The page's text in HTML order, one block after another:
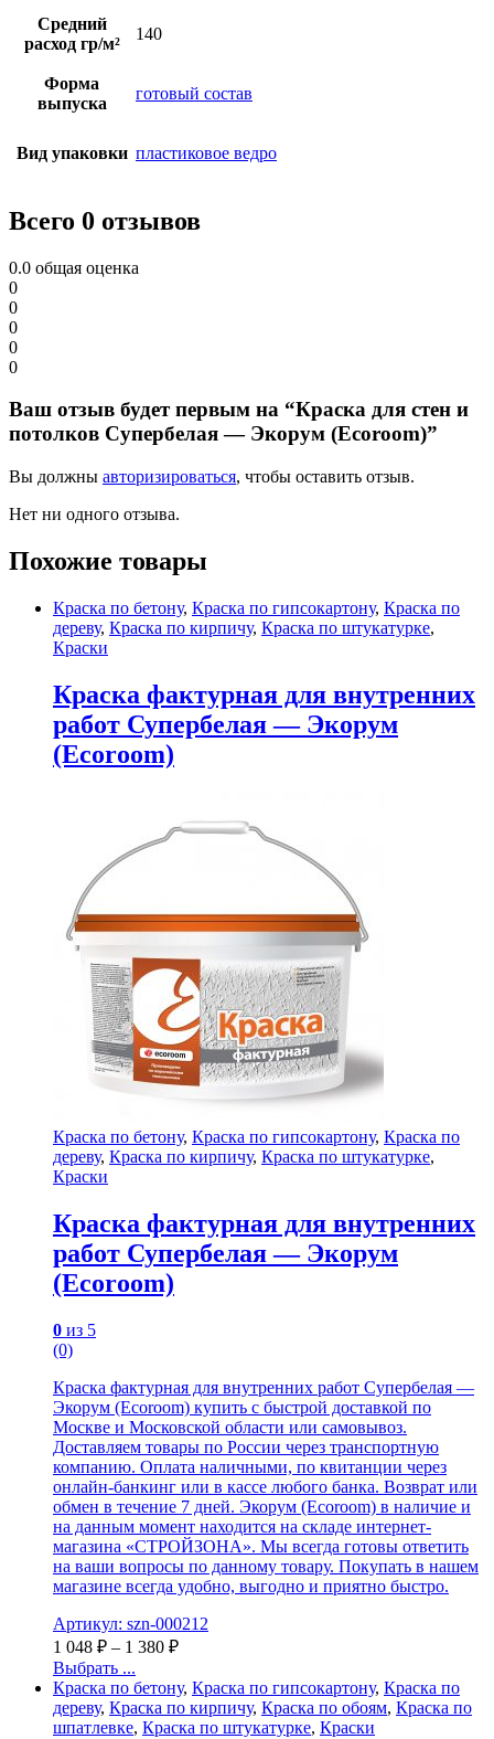
Средний
расход гр/м²
140
Форма
выпуска
готовый состав
Вид упаковки пластиковое ведро
Всего 0 отзывов
0.0 общая оценка
0
0
0
0
0
Ваш отзыв будет первым на “Краска для стен и
потолков Супербелая — Экорум (Ecoroom)”
Вы должны авторизироваться, чтобы оставить отзыв.
Нет ни одного отзыва.
Похожие товары
Краска по бетону, Краска по гипсокартону, Краска по
дереву, Краска по кирпичу, Краска по штукатурке,
Краски
Краска фактурная для внутренних
работ Супербелая — Экорум
(Ecoroom)
Краска по бетону, Краска по гипсокартону, Краска по
дереву, Краска по кирпичу, Краска по штукатурке,
Краски
Краска фактурная для внутренних
работ Супербелая — Экорум
(Ecoroom)
0 из 5
(0)
Краска фактурная для внутренних работ Супербелая —
Экорум (Ecoroom) купить с быстрой доставкой по
Москве и Московской области или самовывоз.
Доставляем товары по России через транспортную
компанию. Оплата наличными, по квитанции через
онлайн-банкинг или в кассе любого банка. Возврат или
обмен в течение 7 дней. Экорум (Ecoroom) в наличие и
на данным момент находится на складе интернет-
магазина «СТРОЙЗОНА». Мы всегда готовы ответить
на ваши вопросы по данному товару. Покупать в нашем
магазине всегда удобно, выгодно и приятно быстро.
Артикул: szn-000212
1 048 ₽ – 1 380 ₽
Выбрать ...
Краска по бетону, Краска по гипсокартону, Краска по
дереву, Краска по кирпичу, Краска по обоям, Краска по
шпатлевке, Краска по штукатурке, Краски